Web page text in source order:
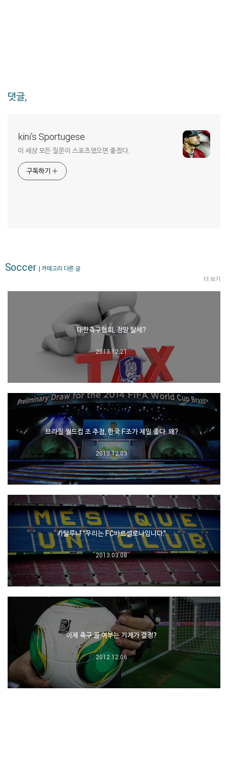
댓글,
kini's Sportugese
이 세상 모든 질문이 스포츠였으면 좋겠다.
구독하기
Soccer | 카테고리 다른 글
더 보기
대한축구협회, 정말 탈세?
2013.12.21
브라질 월드컵 조 추첨, 한국 F조가 제일 좋다. 왜?
2013.12.03
카탈루냐 "우리는 FC바르셀로나입니다."
2013.03.08
이제 축구 골 여부는 기계가 결정?
2012.12.06